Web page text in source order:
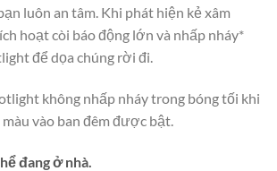
luôn an tâm. Khi phát hiện kẻ xâm
hoạt còi báo động lớn và nhấp nháy*
để dọa chúng rời đi.
không nhấp nháy trong bóng tối khi
vào ban đêm được bật.
đang ở nhà.